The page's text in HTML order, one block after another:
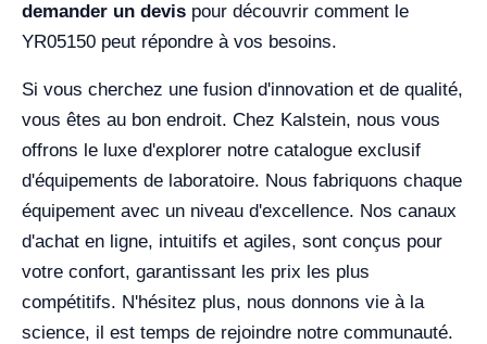
demander un devis pour découvrir comment le
YR05150 peut répondre à vos besoins.
Si vous cherchez une fusion d'innovation et de qualité,
vous êtes au bon endroit. Chez Kalstein, nous vous
offrons le luxe d'explorer notre catalogue exclusif
d'équipements de laboratoire. Nous fabriquons chaque
équipement avec un niveau d'excellence. Nos canaux
d'achat en ligne, intuitifs et agiles, sont conçus pour
votre confort, garantissant les prix les plus
compétitifs. N'hésitez plus, nous donnons vie à la
science, il est temps de rejoindre notre communauté.